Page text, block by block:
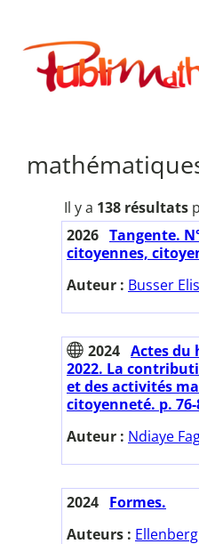
contenu
Publimath
Il y a 138 résultats
2026 Tangente.
citoyennes,
Auteur : Busser
2024 Actes du
2022. La
et des activités
citoyenneté. p. 76-
Auteur : Ndiaye
2024 Formes.
Auteurs :